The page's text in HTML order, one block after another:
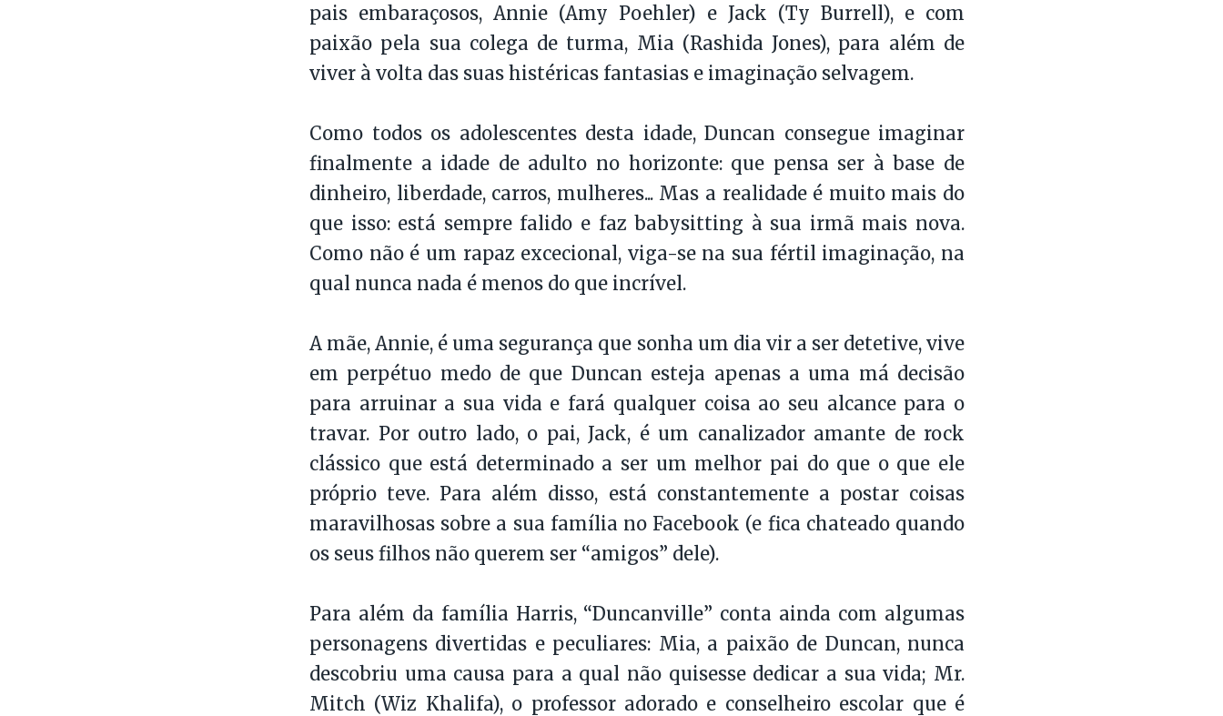
pais embaraçosos, Annie (Amy Poehler) e Jack (Ty Burrell), e com
paixão pela sua colega de turma, Mia (Rashida Jones), para além de
viver à volta das suas histéricas fantasias e imaginação selvagem.
Como todos os adolescentes desta idade, Duncan consegue imaginar
finalmente a idade de adulto no horizonte: que pensa ser à base de
dinheiro, liberdade, carros, mulheres... Mas a realidade é muito mais do
que isso: está sempre falido e faz babysitting à sua irmã mais nova.
Como não é um rapaz excecional, viga-se na sua fértil imaginação, na
qual nunca nada é menos do que incrível.
A mãe, Annie, é uma segurança que sonha um dia vir a ser detetive, vive
em perpétuo medo de que Duncan esteja apenas a uma má decisão
para arruinar a sua vida e fará qualquer coisa ao seu alcance para o
travar. Por outro lado, o pai, Jack, é um canalizador amante de rock
clássico que está determinado a ser um melhor pai do que o que ele
próprio teve. Para além disso, está constantemente a postar coisas
maravilhosas sobre a sua família no Facebook (e fica chateado quando
os seus filhos não querem ser “amigos” dele).
Para além da família Harris, “Duncanville” conta ainda com algumas
personagens divertidas e peculiares: Mia, a paixão de Duncan, nunca
descobriu uma causa para a qual não quisesse dedicar a sua vida; Mr.
Mitch (Wiz Khalifa), o professor adorado e conselheiro escolar que é